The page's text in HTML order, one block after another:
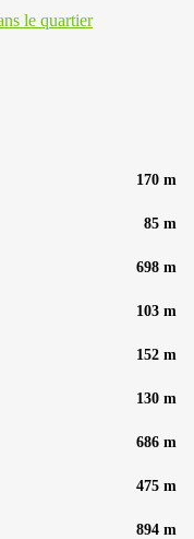
le quartier
170 m
85 m
698 m
103 m
152 m
130 m
686 m
475 m
894 m